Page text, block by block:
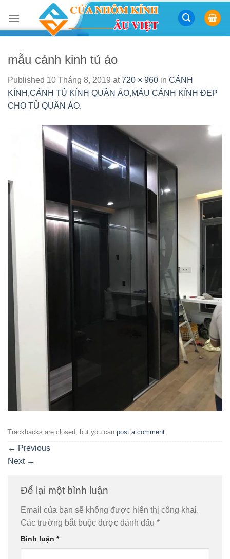
content
mẫu cánh kinh tủ áo
Published 10 Tháng 8, 2019 at720 × 960 in CÁNH
KÍNH,CÁNH TỦ KÍNH QUẦN ÁO,MẪU CÁNH KÍNH ĐẸP
CHO TỦ QUẦN ÁO.
Trackbacks are closed, but you can post a comment
← Previous
Next →
Để lại một bình luận
Email của bạn sẽ không được hiển thị công khai.
Các trường bắt buộc được đánh dấu *
Bình luận *